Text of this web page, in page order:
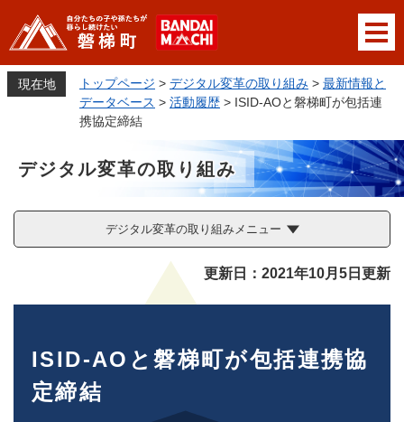
ジ
の
先
メニューを飛ばして本文へ
現在地 トップページ > デジタル変革の取り組み > 最新情報と
データベース > 活動履歴 > ISID-AOと磐梯町が包括連
携協定締結
デジタル変革の取り組み
デジタル変革の取り組みメニュー
更新日：2021年10月5日更新
ISID-AOと磐梯町が包括連携協
定締結